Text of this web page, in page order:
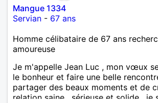
Mangue 1334
Servian - 67 ans
Homme célibataire de 67 ans
amoureuse
Je m'appelle Jean Luc , mon vœux
le bonheur et faire une belle
partager des beaux moments et de
relation saine , sérieuse et solide , je